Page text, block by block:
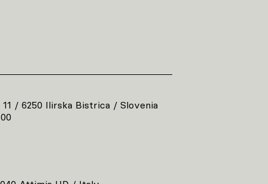
11 / 6250 Ilirska Bistrica / Slovenia